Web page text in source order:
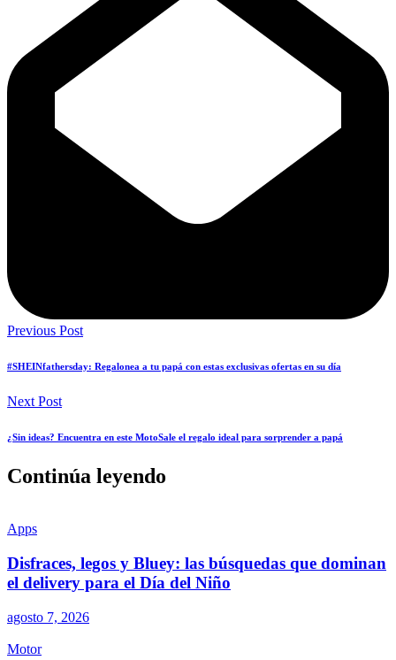
Previous Post
#SHEINfathersday: Regalonea a tu papá con estas exclusivas ofertas en su día
Next Post
¿Sin ideas? Encuentra en este MotoSale el regalo ideal para sorprender a papá
Continúa leyendo
Apps
Disfraces, legos y Bluey: las búsquedas que dominan
el delivery para el Día del Niño
agosto 7, 2026
Motor